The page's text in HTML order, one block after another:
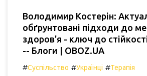
Володимир Костерін:
обґрунтовані підходи до
здоров'я - ключ до
-- Блоги | OBOZ.UA
#Суспільство #Українці #Терапія